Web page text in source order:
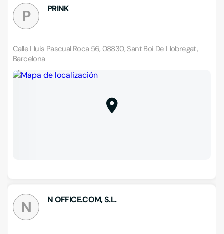
P PRINK
Calle Lluis Pascual Roca 56, 08830, Sant Boi De Llobregat,
Barcelona
N N OFFICE.COM, S.L.